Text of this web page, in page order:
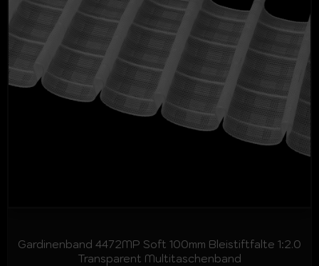
Gardinenband 4472MP Soft 100mm Bleistiftfalte 1:2.0
Transparent Multitaschenband